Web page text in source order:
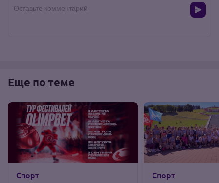
Оставьте комментарий
Еще по теме
Спорт Спорт